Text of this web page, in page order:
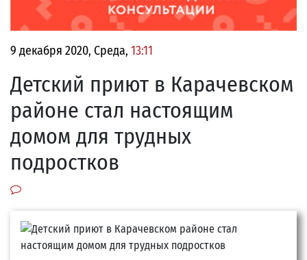
9 декабря 2020, Среда, 13:11
Детский приют в Карачевском
районе стал настоящим
домом для трудных
подростков